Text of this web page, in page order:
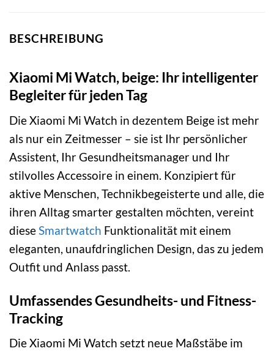
BESCHREIBUNG
Xiaomi Mi Watch, beige: Ihr intelligenter
Begleiter für jeden Tag
Die Xiaomi Mi Watch in dezentem Beige ist mehr
als nur ein Zeitmesser – sie ist Ihr persönlicher
Assistent, Ihr Gesundheitsmanager und Ihr
stilvolles Accessoire in einem. Konzipiert für
aktive Menschen, Technikbegeisterte und alle, die
ihren Alltag smarter gestalten möchten, vereint
dieseSmartwatch Funktionalität mit einem
eleganten, unaufdringlichen Design, das zu jedem
Outfit und Anlass passt.
Umfassendes Gesundheits- und Fitness-
Tracking
Die Xiaomi Mi Watch setzt neue Maßstäbe im